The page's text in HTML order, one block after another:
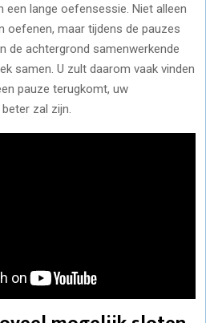
een lange oefensessie. Niet alleen
oefenen, maar tijdens de pauzes
de achtergrond samenwerkende
samen. U zult daarom vaak vinden
pauze terugkomt, uw
zal zijn.